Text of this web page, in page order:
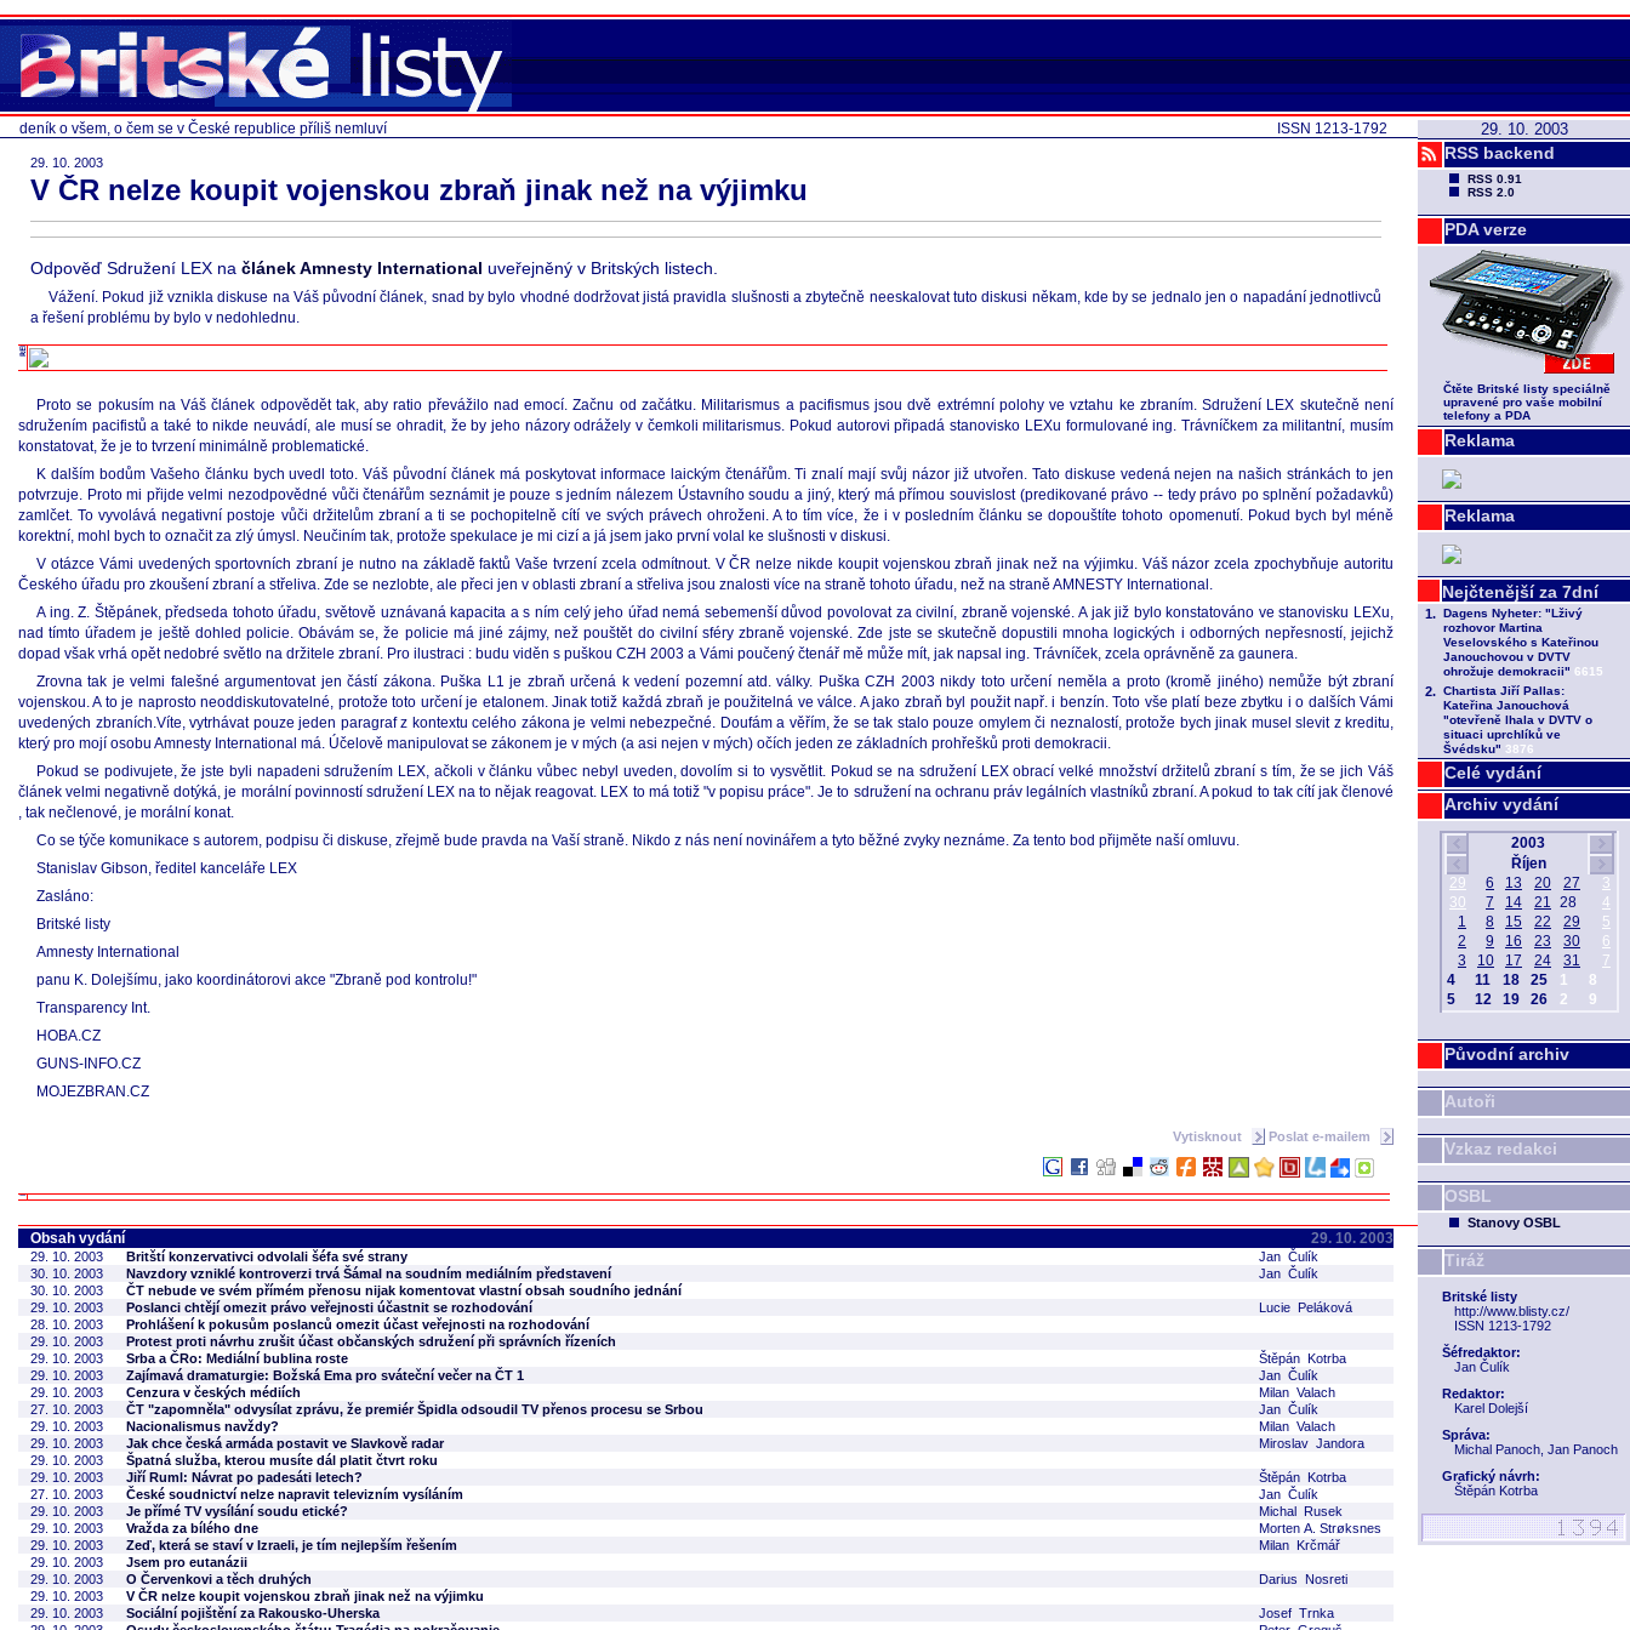
29. 10. 2003
RSS backend
RSS 0.91
RSS 2.0
PDA verze
Čtěte Britské listy speciálně
upravené pro vaše mobilní
telefony a PDA
Reklama
Reklama
Celé vydání
Archiv vydání
Původní archiv
Autoři
Vzkaz redakci
OSBL
Stanovy OSBL
Tiráž
Britské listy
http://www.blisty.cz/
ISSN 1213-1792
Šéfredaktor:
Jan Čulík
Redaktor:
Karel Dolejší
Správa:
Michal Panoch, Jan Panoch
Grafický návrh:
Štěpán Kotrba
ISSN 1213-1792
deník o všem, o čem se v České republice příliš nemluví
29. 10. 2003
V ČR nelze koupit vojenskou zbraň jinak než na výjimku
Odpověď Sdružení LEX na článek Amnesty International uveřejněný v Britských listech.
Vážení. Pokud již vznikla diskuse na Váš původní článek, snad by bylo vhodné dodržovat jistá pravidla slušnosti a zbytečně neeskalovat tuto diskusi někam, kde by se jednalo jen o napadání jednotlivců
a řešení problému by bylo v nedohlednu.
Proto se pokusím na Váš článek odpovědět tak, aby ratio převážilo nad emocí. Začnu od začátku. Militarismus a pacifismus jsou dvě extrémní polohy ve vztahu ke zbraním. Sdružení LEX skutečně není
sdružením pacifistů a také to nikde neuvádí, ale musí se ohradit, že by jeho názory odrážely v čemkoli militarismus. Pokud autorovi připadá stanovisko LEXu formulované ing. Trávníčkem za militantní, musím
konstatovat, že je to tvrzení minimálně problematické.
K dalším bodům Vašeho článku bych uvedl toto. Váš původní článek má poskytovat informace laickým čtenářům. Ti znalí mají svůj názor již utvořen. Tato diskuse vedená nejen na našich stránkách to jen
potvrzuje. Proto mi přijde velmi nezodpovědné vůči čtenářům seznámit je pouze s jedním nálezem Ústavního soudu a jiný, který má přímou souvislost (predikované právo -- tedy právo po splnění požadavků)
zamlčet. To vyvolává negativní postoje vůči držitelům zbraní a ti se pochopitelně cítí ve svých právech ohroženi. A to tím více, že i v posledním článku se dopouštíte tohoto opomenutí. Pokud bych byl méně
korektní, mohl bych to označit za zlý úmysl. Neučiním tak, protože spekulace je mi cizí a já jsem jako první volal ke slušnosti v diskusi.
V otázce Vámi uvedených sportovních zbraní je nutno na základě faktů Vaše tvrzení zcela odmítnout. V ČR nelze nikde koupit vojenskou zbraň jinak než na výjimku. Váš názor zcela zpochybňuje autoritu
Českého úřadu pro zkoušení zbraní a střeliva. Zde se nezlobte, ale přeci jen v oblasti zbraní a střeliva jsou znalosti více na straně tohoto úřadu, než na straně AMNESTY International.
A ing. Z. Štěpánek, předseda tohoto úřadu, světově uznávaná kapacita a s ním celý jeho úřad nemá sebemenší důvod povolovat za civilní, zbraně vojenské. A jak již bylo konstatováno ve stanovisku LEXu,
nad tímto úřadem je ještě dohled policie. Obávám se, že policie má jiné zájmy, než pouštět do civilní sféry zbraně vojenské. Zde jste se skutečně dopustili mnoha logických i odborných nepřesností, jejichž
dopad však vrhá opět nedobré světlo na držitele zbraní. Pro ilustraci : budu viděn s puškou CZH 2003 a Vámi poučený čtenář mě může mít, jak napsal ing. Trávníček, zcela oprávněně za gaunera.
Zrovna tak je velmi falešné argumentovat jen částí zákona. Puška L1 je zbraň určená k vedení pozemní atd. války. Puška CZH 2003 nikdy toto určení neměla a proto (kromě jiného) nemůže být zbraní
vojenskou. A to je naprosto neoddiskutovatelné, protože toto určení je etalonem. Jinak totiž každá zbraň je použitelná ve válce. A jako zbraň byl použit např. i benzín. Toto vše platí beze zbytku i o dalších Vámi
uvedených zbraních.Víte, vytrhávat pouze jeden paragraf z kontextu celého zákona je velmi nebezpečné. Doufám a věřím, že se tak stalo pouze omylem či neznalostí, protože bych jinak musel slevit z kreditu,
který pro mojí osobu Amnesty International má. Účelově manipulovat se zákonem je v mých (a asi nejen v mých) očích jeden ze základních prohřešků proti demokracii.
Pokud se podivujete, že jste byli napadeni sdružením LEX, ačkoli v článku vůbec nebyl uveden, dovolím si to vysvětlit. Pokud se na sdružení LEX obrací velké množství držitelů zbraní s tím, že se jich Váš
článek velmi negativně dotýká, je morální povinností sdružení LEX na to nějak reagovat. LEX to má totiž "v popisu práce". Je to sdružení na ochranu práv legálních vlastníků zbraní. A pokud to tak cítí jak členové
, tak nečlenové, je morální konat.
Co se týče komunikace s autorem, podpisu či diskuse, zřejmě bude pravda na Vaší straně. Nikdo z nás není novinářem a tyto běžné zvyky neznáme. Za tento bod přijměte naší omluvu.
Stanislav Gibson, ředitel kanceláře LEX
Zasláno:
Britské listy
Amnesty International
panu K. Dolejšímu, jako koordinátorovi akce "Zbraně pod kontrolu!"
Transparency Int.
HOBA.CZ
GUNS-INFO.CZ
MOJEZBRAN.CZ
Vytisknout Poslat e-mailem
Obsah vydání 29. 10. 2003
29. 10. 2003 Britští konzervativci odvolali šéfa své strany
Jan Čulík
30. 10. 2003
Navzdory vzniklé kontroverzi trvá Šámal na soudním mediálním představení
Jan Čulík
30. 10. 2003
ČT nebude ve svém přímém přenosu nijak komentovat vlastní obsah soudního jednání
29. 10. 2003
Poslanci chtějí omezit právo veřejnosti účastnit se rozhodování
Lucie Peláková
28. 10. 2003
Prohlášení k pokusům poslanců omezit účast veřejnosti na rozhodování
29. 10. 2003
Protest proti návrhu zrušit účast občanských sdružení při správních řízeních
29. 10. 2003
Srba a ČRo: Mediální bublina roste
Štěpán Kotrba
29. 10. 2003
Zajímavá dramaturgie: Božská Ema pro sváteční večer na ČT 1
Jan Čulík
29. 10. 2003
Cenzura v českých médiích
Milan Valach
27. 10. 2003
ČT "zapomněla" odvysílat zprávu, že premiér Špidla odsoudil TV přenos procesu se Srbou
Jan Čulík
29. 10. 2003
Nacionalismus navždy?
Milan Valach
29. 10. 2003
Jak chce česká armáda postavit ve Slavkově radar
Miroslav Jandora
29. 10. 2003
Špatná služba, kterou musíte dál platit čtvrt roku
29. 10. 2003
Jiří Ruml: Návrat po padesáti letech?
Štěpán Kotrba
27. 10. 2003
České soudnictví nelze napravit televizním vysíláním
Jan Čulík
29. 10. 2003
Je přímé TV vysílání soudu etické?
Michal Rusek
29. 10. 2003
Vražda za bílého dne
Morten A. Strøksnes
29. 10. 2003
Zeď, která se staví v Izraeli, je tím nejlepším řešením
Milan Krčmář
29. 10. 2003
Jsem pro eutanázii
29. 10. 2003
O Červenkovi a těch druhých
Darius Nosreti
29. 10. 2003
V ČR nelze koupit vojenskou zbraň jinak než na výjimku
29. 10. 2003
Sociální pojištění za Rakousko-Uherska
Josef Trnka